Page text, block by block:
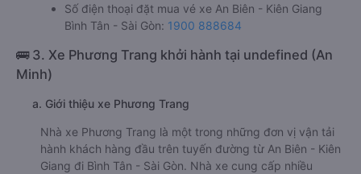
Số điện thoại đặt mua vé xe An Biên - Kiên Giang
Bình Tân - Sài Gòn: 1900 888684
🚌 3. Xe Phương Trang khởi hành tại undefined (An
Minh)
a. Giới thiệu xe Phương Trang
Nhà xe Phương Trang là một trong những đơn vị vận tải
hành khách hàng đầu trên tuyến đường từ An Biên - Kiên
Giang đi Bình Tân - Sài Gòn. Nhà xe cung cấp nhiều